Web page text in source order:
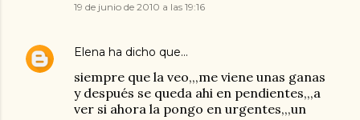
19 de junio de 2010 a las 19:16
Elena ha dicho que…
siempre que la veo,,,me viene unas ganas
y después se queda ahi en pendientes,,,a
ver si ahora la pongo en urgentes,,,un